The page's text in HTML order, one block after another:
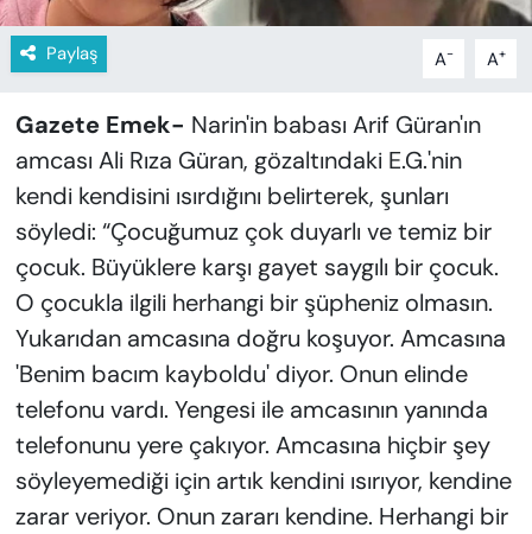
Paylaş A- A+
Gazete Emek- Narin'in babası Arif Güran'ın
amcası Ali Rıza Güran, gözaltındaki E.G.'nin
kendi kendisini ısırdığını belirterek, şunları
söyledi: “Çocuğumuz çok duyarlı ve temiz bir
çocuk. Büyüklere karşı gayet saygılı bir çocuk.
O çocukla ilgili herhangi bir şüpheniz olmasın.
Yukarıdan amcasına doğru koşuyor. Amcasına
'Benim bacım kayboldu' diyor. Onun elinde
telefonu vardı. Yengesi ile amcasının yanında
telefonunu yere çakıyor. Amcasına hiçbir şey
söyleyemediği için artık kendini ısırıyor, kendine
zarar veriyor. Onun zararı kendine. Herhangi bir
SİYASET